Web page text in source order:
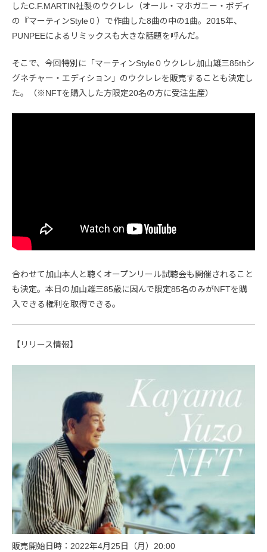
したC.F.MARTIN社製のウクレレ（オール・マホガニー・ボディ
の『マーティンStyle０）で作曲した8曲の中の1曲。2015年、
PUNPEEによるリミックスも大きな話題を呼んだ。
そこで、今回特別に「マーティンStyle０ウクレレ加山雄三85thシ
グネチャー・エディション」のウクレレを販売することも決定し
た。（※NFTを購入した方限定20名の方に受注生産）
合わせて加山本人と聴くオープンリール試聴会も開催されること
も決定。本日の加山雄三85歳に因んで限定85名のみがNFTを購
入できる権利を取得できる。
【リリース情報】
販売開始日時：2022年4月25日（月）20:00